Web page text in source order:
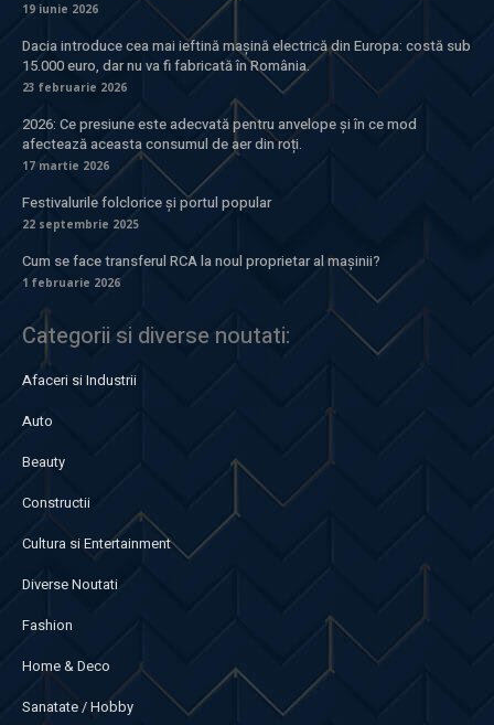
19 iunie 2026
Dacia introduce cea mai ieftină mașină electrică din Europa: costă sub
15.000 euro, dar nu va fi fabricată în România.
23 februarie 2026
2026: Ce presiune este adecvată pentru anvelope și în ce mod
afectează aceasta consumul de aer din roți.
17 martie 2026
Festivalurile folclorice și portul popular
22 septembrie 2025
Cum se face transferul RCA la noul proprietar al mașinii?
1 februarie 2026
Categorii si diverse noutati:
Afaceri si Industrii
Auto
Beauty
Constructii
Cultura si Entertainment
Diverse Noutati
Fashion
Home & Deco
Sanatate / Hobby